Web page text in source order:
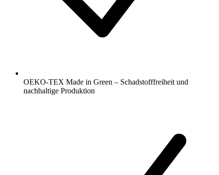
OEKO-TEX Made in Green – Schadstofffreiheit und
nachhaltige Produktion